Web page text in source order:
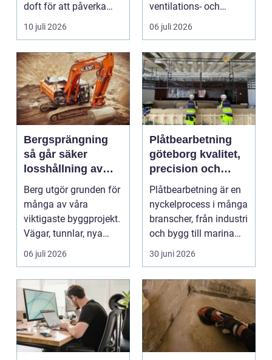
doft för att påverka
kä...
10 juli 2026
ventilations- och
klimatanlä...
06 juli 2026
Bergsprängning
så går säker
losshållning av
berg till i praktiken
Berg utgör grunden för
många av våra
viktigaste byggprojekt.
Vägar, tunnlar, nya
bostadsområden och
06 juli 2026
Plåtbearbetning
göteborg kvalitet,
precision och
smarta lösningar
Plåtbearbetning är en
nyckelprocess i många
branscher, från industri
och bygg till marina
miljöer oc...
30 juni 2026